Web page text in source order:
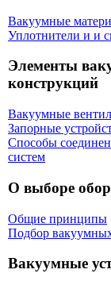
Вакуумные
Уплотнители и и
Элементы
конструкций
Вакуумные
Запорные
Способы
систем
О выборе
Общие принципы
Подбор
Вакуумные